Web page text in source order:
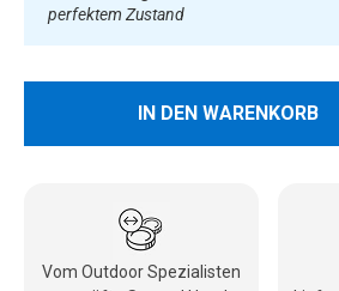
perfektem Zustand
IN DEN WARENKORB
Vom Outdoor Spezialisten